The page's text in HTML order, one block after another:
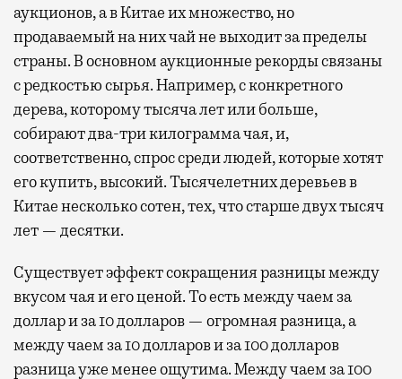
аукционов, а в Китае их множество, но
продаваемый на них чай не выходит за пределы
страны. В основном аукционные рекорды связаны
с редкостью сырья. Например, с конкретного
дерева, которому тысяча лет или больше,
собирают два-три килограмма чая, и,
соответственно, спрос среди людей, которые хотят
его купить, высокий. Тысячелетних деревьев в
Китае несколько сотен, тех, что старше двух тысяч
лет — десятки.
Существует эффект сокращения разницы между
вкусом чая и его ценой. То есть между чаем за
доллар и за 10 долларов — огромная разница, а
между чаем за 10 долларов и за 100 долларов
разница уже менее ощутима. Между чаем за 100